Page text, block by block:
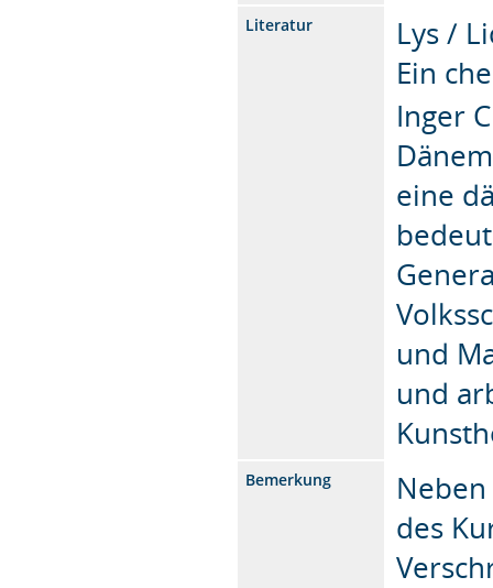
Literatur
Lys /
Ein
Inger
eine
und
und
Bemerkung
des